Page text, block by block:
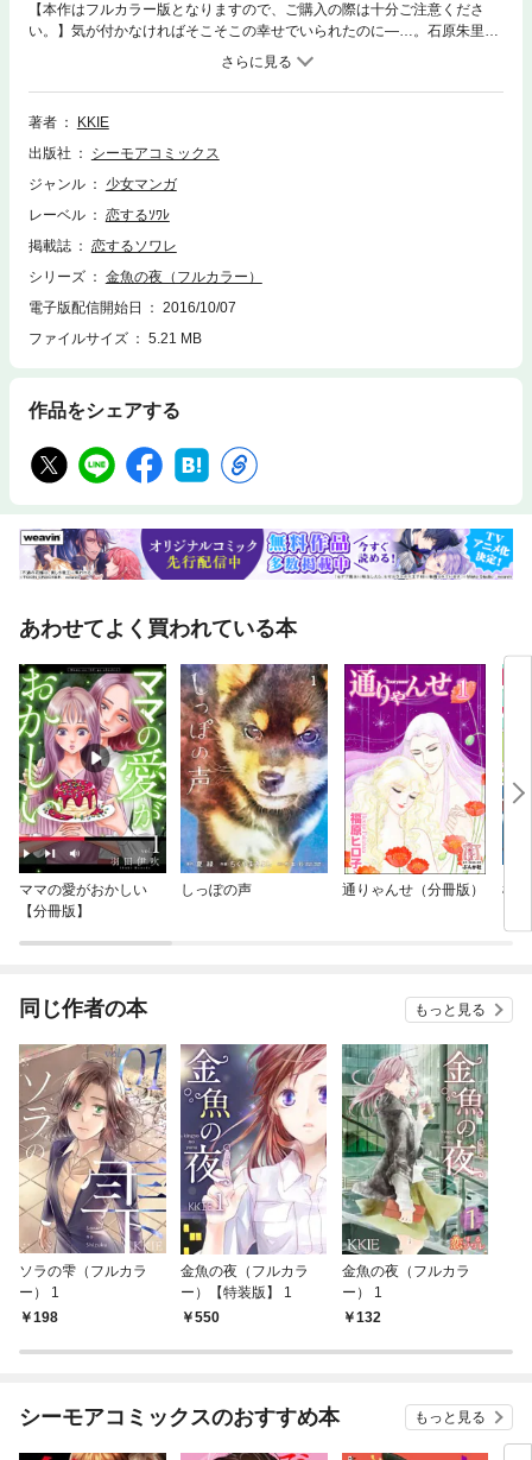
【本作はフルカラー版となりますので、ご購入の際は十分ご注意くださ
い。】気が付かなければそこそこの幸せでいられたのに―…。石原朱里
（29）は、言いたいことはあまり主張できず、真面目な人間な故にたくさ
んのことを我慢して生きてきた。それでも、夢見ていた職業に就き、週末
は一緒に暮らす恋人・坂本晋也がいる…それだけで良いと思っていた。し
かしある日、街で晋也が浮気しているところを見てしまい、彼女が守って
か、結婚とはなんなのか―…。独身のアラサー女子たちが『本気の幸せ』
を探して悩み、嫉妬して、涙して、そして笑って…究極の感動物語が今始
著者
KKIE
出版社
シーモアコミックス
ジャンル
少女マンガ
レーベル
恋するｿﾜﾚ
掲載誌
恋するソワレ
シリーズ
金魚の夜（フルカラー）
電子版配信開始日
2016/10/07
ファイルサイズ
5.21 MB
作品をシェアする
あわせてよく買われている本
ママの愛がおかしい
【分冊版】
しっぽの声 通りゃんせ（分冊版）
椿
同じ作者の本 もっと見る
ソラの雫（フルカラ
ー） 1
198
金魚の夜（フルカラ
ー）【特装版】 1
550
金魚の夜（フルカラ
ー） 1
132
シーモアコミックスのおすすめ本 もっと見る